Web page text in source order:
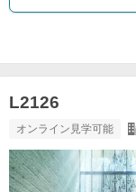
L2126
オンライン見学可能